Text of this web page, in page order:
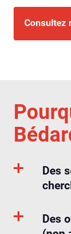
Consultez
Des
Des